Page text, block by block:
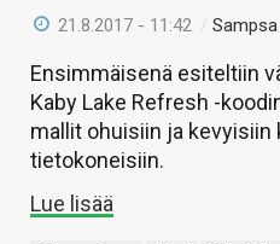
21.8.2017 - 11:42 /
Ensimmäisenä esiteltiin
Kaby Lake Refresh -
mallit ohuisiin ja kevyisiin
tietokoneisiin.
Lue lisää